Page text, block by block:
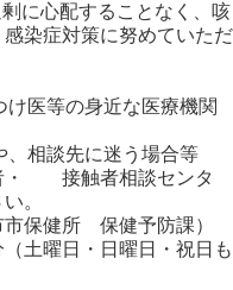
に心配することなく、咳
染症対策に努めていただ
医等の身近な医療機関
相談先に迷う場合等
・ 接触者相談センタ
。
保健所 保健予防課）
曜日・日曜日・祝日も